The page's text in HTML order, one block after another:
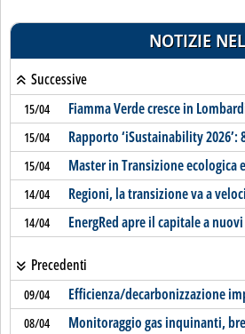
NOTIZIE
Successive
15/04 Fiamma Verde cresce in
15/04 Rapporto ‘iSustainability
15/04 Master in Transizione ecologica
14/04 Regioni, la transizione va a
14/04 EnergRed apre il capitale a
Precedenti
09/04 Efficienza/decarbonizzazione
08/04 Monitoraggio gas inquinanti,